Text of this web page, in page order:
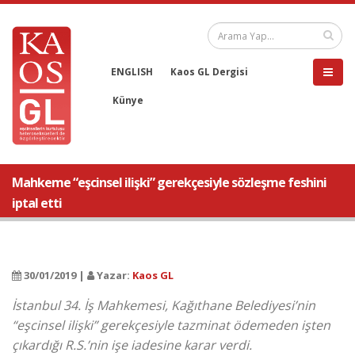
ENGLISH Kaos GL Dergisi
Künye
Mahkeme “eşcinsel ilişki” gerekçesiyle sözleşme feshini
iptal etti
30/01/2019 | Yazar: Kaos GL
İstanbul 34. İş Mahkemesi, Kağıthane Belediyesi’nin
“eşcinsel ilişki” gerekçesiyle tazminat ödemeden işten
çıkardığı R.S.’nin işe iadesine karar verdi.